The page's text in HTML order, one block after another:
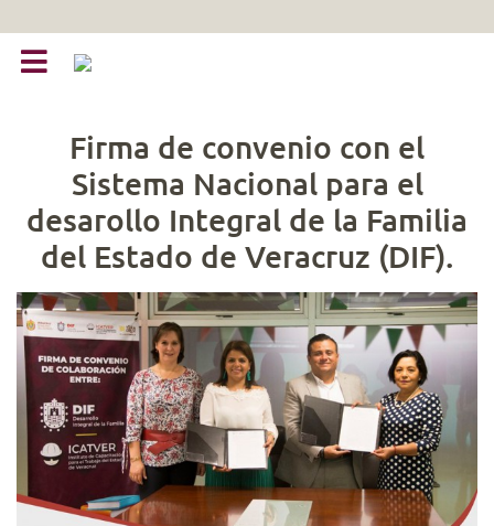
Firma de convenio con el
Sistema Nacional para el
desarollo Integral de la Familia
del Estado de Veracruz (DIF).